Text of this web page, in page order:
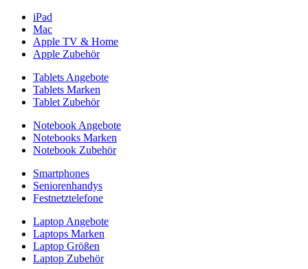
iPad
Mac
Apple TV & Home
Apple Zubehör
Tablets Angebote
Tablets Marken
Tablet Zubehör
Notebook Angebote
Notebooks Marken
Notebook Zubehör
Smartphones
Seniorenhandys
Festnetztelefone
Laptop Angebote
Laptops Marken
Laptop Größen
Laptop Zubehör